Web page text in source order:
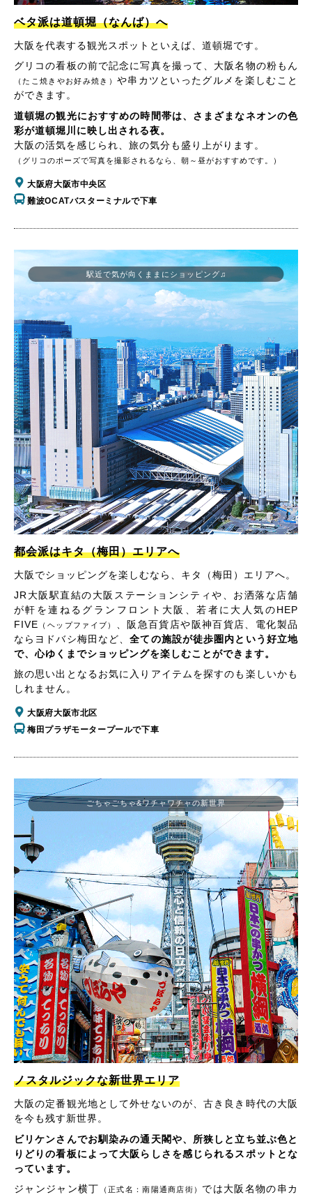
ベタ派は道頓堀（なんば）へ
大阪を代表する観光スポットといえば、道頓堀です。
グリコの看板の前で記念に写真を撮って、大阪名物の粉もん
（たこ焼きやお好み焼き） や串カツといったグルメを楽しむこと
ができます。
道頓堀の観光におすすめの時間帯は、さまざまなネオンの色
彩が道頓堀川に映し出される夜。
大阪の活気を感じられ、旅の気分も盛り上がります。
（グリコのポーズで写真を撮影されるなら、朝～昼がおすすめです。）
大阪府大阪市中央区
難波OCATバスターミナルで下車
都会派はキタ（梅田）エリアへ
大阪でショッピングを楽しむなら、キタ（梅田）エリアへ。
JR大阪駅直結の大阪ステーションシティや、お洒落な店舗
が軒を連ねるグランフロント大阪、若者に大人気のHEP
FIVE （ヘップファイブ）
、阪急百貨店や阪神百貨店、電化製品
ならヨドバシ梅田など、全ての施設が徒歩圏内という好立地
で、心ゆくまでショッピングを楽しむことができます。
旅の思い出となるお気に入りアイテムを探すのも楽しいかも
しれません。
大阪府大阪市北区
梅田プラザモータープールで下車
駅近で気が向くままにショッピング♫
ごちゃごちゃ&ワチャワチャの新世界
ノスタルジックな新世界エリア
大阪の定番観光地として外せないのが、古き良き時代の大阪
を今も残す新世界。
ビリケンさんでお馴染みの通天閣や、所狭しと立ち並ぶ色と
りどりの看板によって大阪らしさを感じられるスポットとな
っています。
ジャンジャン横丁
（正式名：南陽通商店街） では大阪名物の串カ